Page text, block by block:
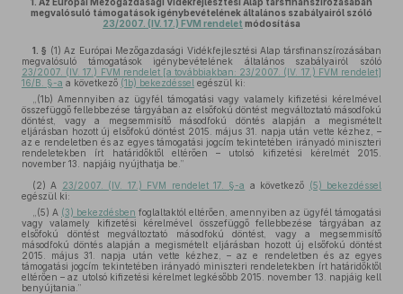
megvalósuló támogatások igénybevételének általános szabályairól szóló
23/2007. (IV. 17.) FVM rendelet módosítása
1. § (1) Az Európai Mezőgazdasági Vidékfejlesztési Alap társfinanszírozásában
megvalósuló támogatások igénybevételének általános szabályairól szóló
23/2007. (IV. 17.) FVM rendelet [a továbbiakban: 23/2007. (IV. 17.) FVM rendelet]
16/B. §-a a következő (1b) bekezdéssel egészül ki:
„(1b) Amennyiben az ügyfél támogatási vagy valamely kifizetési kérelmével
összefüggő fellebbezése tárgyában az elsőfokú döntést megváltoztató másodfokú
döntést, vagy a megsemmisítő másodfokú döntés alapján a megismételt
eljárásban hozott új elsőfokú döntést 2015. május 31. napja után vette kézhez, –
az e rendeletben és az egyes támogatási jogcím tekintetében irányadó miniszteri
rendeletekben írt határidőktől eltérően – utolsó kifizetési kérelmét 2015.
november 13. napjáig nyújthatja be.”
(2) A 23/2007. (IV. 17.) FVM rendelet 17. §-a a következő (5) bekezdéssel
egészül ki:
„(5) A (3) bekezdésben foglaltaktól eltérően, amennyiben az ügyfél támogatási
vagy valamely kifizetési kérelmével összefüggő fellebbezése tárgyában az
elsőfokú döntést megváltoztató másodfokú döntést, vagy a megsemmisítő
másodfokú döntés alapján a megismételt eljárásban hozott új elsőfokú döntést
2015. május 31. napja után vette kézhez, – az e rendeletben és az egyes
támogatási jogcím tekintetében irányadó miniszteri rendeletekben írt határidőktől
eltérően – az utolsó kifizetési kérelmet legkésőbb 2015. november 13. napjáig kell
benyújtania.”